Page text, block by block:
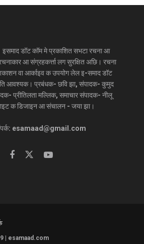
इसमाद डॉट कॉम मे प्रकाशित सभटा रचना आ
आ संग्रहकर्त्ता लग सुरक्षित अछि। रचना
वा आर्काइव क उपयोग लेल इ-समाद डॉट
आवश्यक। प्रबंधक- छवि झा, संपादक- कुमुद
प्रीतिलता मल्लिक, समाचार संपादक- नीलू
क डिजाइन आ संचालन - जया झा।
esamaad@gmail.com
| esamaad.com